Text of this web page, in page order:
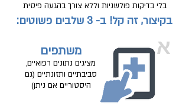
בלי בדיקות פולשניות וללא צורך בהגעה פיסית
בקיצור, זה קל! ב- 3 שלבים פשוטים:
א משתפים
מציגים נתונים רפואיים,
סביבתיים ותזונתיים (גם
היסטוריים אם ניתן)